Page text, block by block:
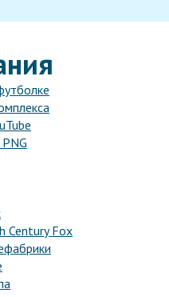
Century Fox